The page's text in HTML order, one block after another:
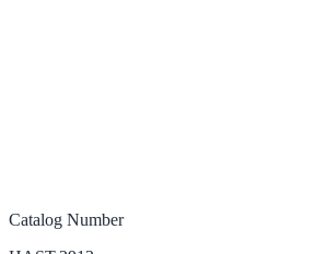
Catalog Number